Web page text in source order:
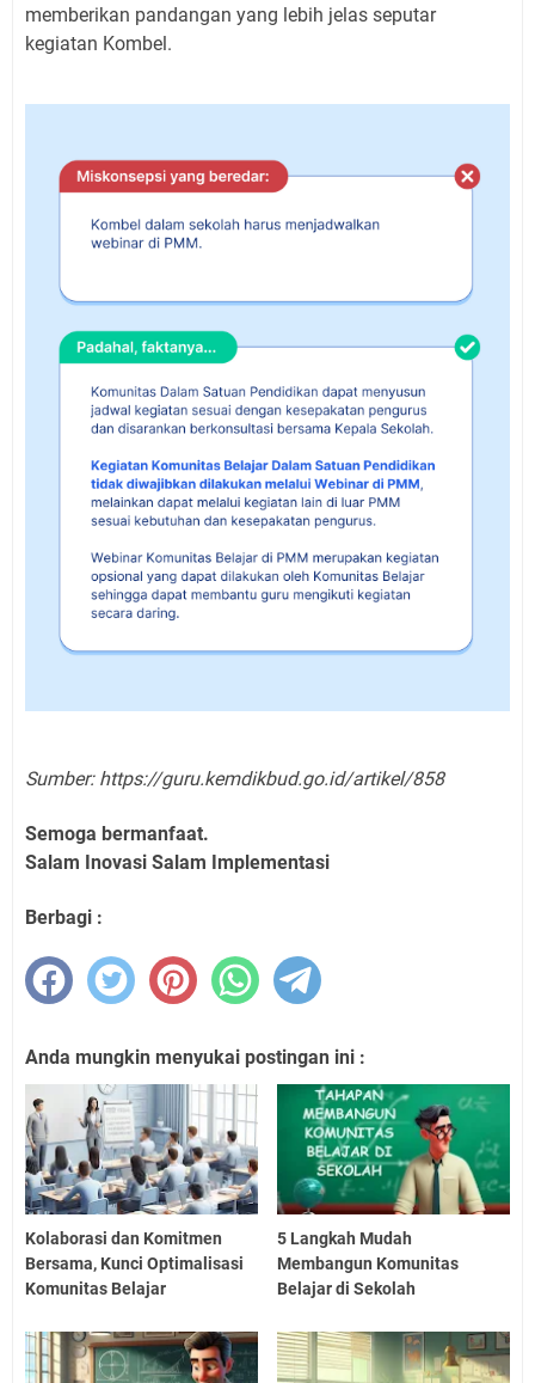
memberikan pandangan yang lebih jelas seputar
kegiatan Kombel.
Sumber: https://guru.kemdikbud.go.id/artikel/858
Semoga bermanfaat.
Salam Inovasi Salam Implementasi
Berbagi :
Anda mungkin menyukai postingan ini :
Kolaborasi dan Komitmen
Bersama, Kunci Optimalisasi
Komunitas Belajar
5 Langkah Mudah
Membangun Komunitas
Belajar di Sekolah